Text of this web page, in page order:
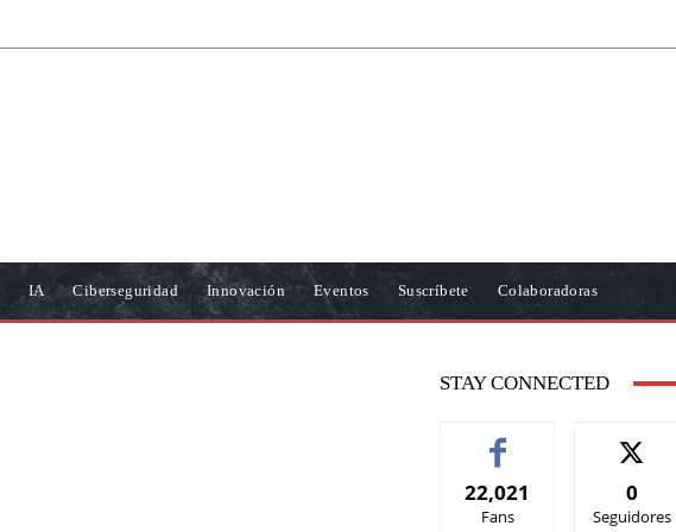
IA Ciberseguridad Innovación Eventos Suscríbete Colaboradoras
STAY CONNECTED
22,021
Fans
0
Seguidores